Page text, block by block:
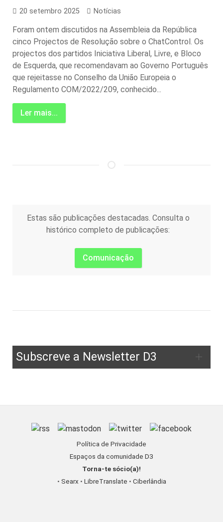
20 setembro 2025 Notícias
Foram ontem discutidos na Assembleia da República
cinco Projectos de Resolução sobre o ChatControl. Os
projectos dos partidos Iniciativa Liberal, Livre, e Bloco
de Esquerda, que recomendavam ao Governo Português
que rejeitasse no Conselho da União Europeia o
Regulamento COM/2022/209, conhecido...
Ler mais...
Estas são publicações destacadas. Consulta o
histórico completo de publicações:
Comunicação
Subscreve a Newsletter D3
Política de Privacidade
Espaços da comunidade D3
Torna-te sócio(a)!
• Searx • LibreTranslate • Ciberlândia